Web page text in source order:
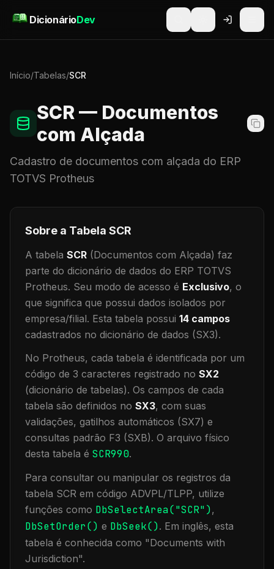
DicionárioDev
Início/Tabelas/SCR
SCR — Documentos
com Alçada
Cadastro de documentos com alçada do ERP
TOTVS Protheus
Sobre a Tabela SCR
A tabela SCR (Documentos com Alçada) faz
parte do dicionário de dados do ERP TOTVS
Protheus. Seu modo de acesso é Exclusivo, o
que significa que possui dados isolados por
empresa/filial. Esta tabela possui 14 campos
cadastrados no dicionário de dados (SX3).
No Protheus, cada tabela é identificada por um
código de 3 caracteres registrado no SX2
(dicionário de tabelas). Os campos de cada
tabela são definidos no SX3, com suas
validações, gatilhos automáticos (SX7) e
consultas padrão F3 (SXB). O arquivo físico
desta tabela é SCR990.
Para consultar ou manipular os registros da
tabela SCR em código ADVPL/TLPP, utilize
funções como DbSelectArea("SCR"),
DbSetOrder() e DbSeek(). Em inglês, esta
tabela é conhecida como "Documents with
Jurisdiction".